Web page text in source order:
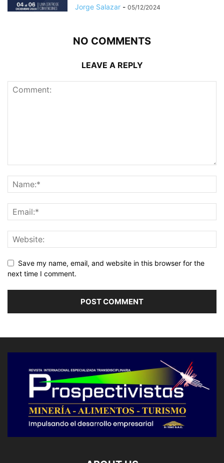
Jorge Salazar - 05/12/2024
NO COMMENTS
LEAVE A REPLY
Save my name, email, and website in this browser for the
next time I comment.